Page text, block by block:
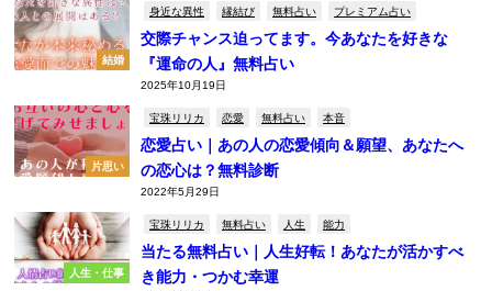
結婚
身近な異性 縁結び 無料占い プレミアム占い
交際チャンス迫ってます。今あなたを好きな
『運命の人』無料占い
2025年10月19日
片思い
宝珠リリカ 恋愛 無料占い 本音
恋愛占い｜あの人の恋愛傾向＆願望、あなたへ
の恋心は？無料診断
2022年5月29日
人生・仕事
宝珠リリカ 無料占い 人生 能力
当たる無料占い｜人生好転！あなたが活かすべ
き能力・つかむ幸運